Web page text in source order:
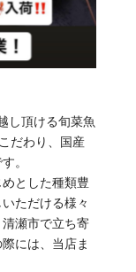
し頂ける旬菜魚
だわり、国産
。
とした種類豊
ただける様々
瀬市で立ち寄
には、当店ま